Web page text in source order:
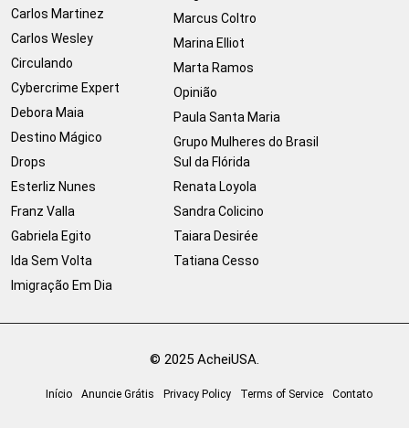
Carlos Martinez
Carlos Wesley
Circulando
Cybercrime Expert
Debora Maia
Destino Mágico
Drops
Esterliz Nunes
Franz Valla
Gabriela Egito
Ida Sem Volta
Imigração Em Dia
Marcus Coltro
Marina Elliot
Marta Ramos
Opinião
Paula Santa Maria
Grupo Mulheres do Brasil
Sul da Flórida
Renata Loyola
Sandra Colicino
Taiara Desirée
Tatiana Cesso
© 2025 AcheiUSA.
Início Anuncie Grátis Privacy Policy Terms of Service Contato